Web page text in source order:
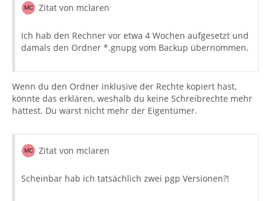
Zitat von mclaren
Ich hab den Rechner vor etwa 4 Wochen aufgesetzt und
damals den Ordner *.gnupg vom Backup übernommen.
Wenn du den Ordner inklusive der Rechte kopiert hast,
könnte das erklären, weshalb du keine Schreibrechte mehr
hattest. Du warst nicht mehr der Eigentümer.
Zitat von mclaren
Scheinbar hab ich tatsächlich zwei pgp Versionen?!